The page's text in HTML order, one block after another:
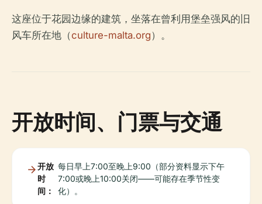
这座位于花园边缘的建筑，坐落在曾利用堡垒强风的旧
风车所在地（culture-malta.org）。
开放时间、门票与交通
开放
时
间：
每日早上7:00至晚上9:00（部分资料显示下午
7:00或晚上10:00关闭——可能存在季节性变
化）。